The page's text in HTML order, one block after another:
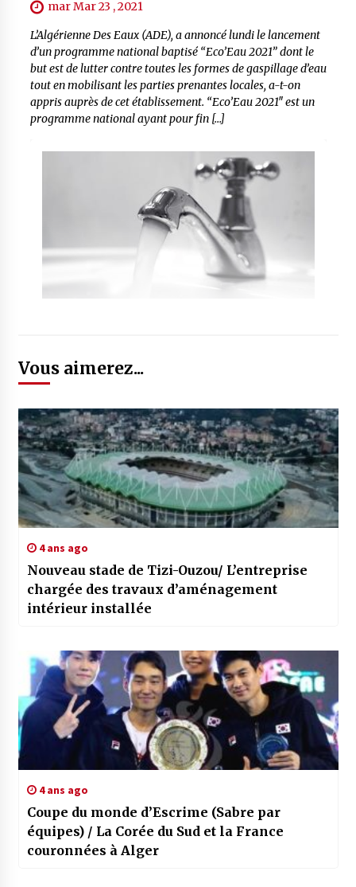
mar Mar 23 , 2021
L’Algérienne Des Eaux (ADE), a annoncé lundi le lancement
d’un programme national baptisé “Eco’Eau 2021” dont le
but est de lutter contre toutes les formes de gaspillage d’eau
tout en mobilisant les parties prenantes locales, a-t-on
appris auprès de cet établissement. “Eco’Eau 2021″ est un
programme national ayant pour fin […]
Vous aimerez...
4 ans ago
Nouveau stade de Tizi-Ouzou/ L’entreprise
chargée des travaux d’aménagement
4 ans ago
Coupe du monde d’Escrime (Sabre par
équipes) / La Corée du Sud et la France
couronnées à Alger